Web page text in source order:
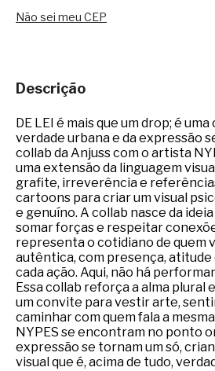
Não sei meu CEP
Descrição
DE LEI é mais que um drop; é
verdade urbana e da expressão
collab da Anjuss com o artista
uma extensão da linguagem
grafite, irreverência e
cartoons para criar um visual
e genuíno. A collab nasce da
somar forças e respeitar
representa o cotidiano de quem
autêntica, com presença, atitude
cada ação. Aqui, não há
Essa collab reforça a alma plural
um convite para vestir arte,
caminhar com quem fala a
NYPES se encontram no ponto
expressão se tornam um só,
visual que é, acima de tudo,